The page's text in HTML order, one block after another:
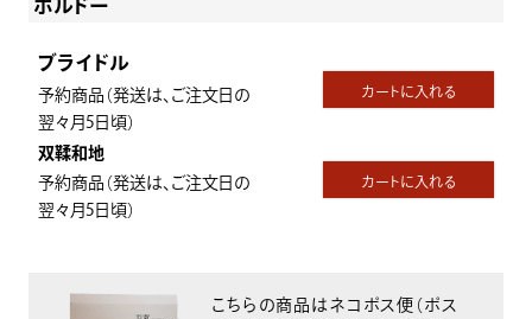
ボルドー
ブライドル
予約商品（発送は、ご注文日の
翌々月5日頃）
カートに入れる
双鞣和地
予約商品（発送は、ご注文日の
翌々月5日頃）
カートに入れる
こちらの商品はネコポス便（ポス